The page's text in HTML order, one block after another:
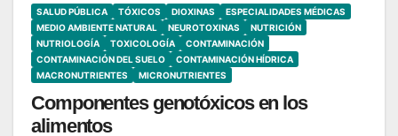
SALUD PÚBLICA TÓXICOS DIOXINAS
ESPECIALIDADES MÉDICAS
MEDIO AMBIENTE NATURAL
NEUROTOXINAS
NUTRICIÓN
NUTRIOLOGÍA
TOXICOLOGÍA
CONTAMINACIÓN
CONTAMINACIÓN DEL SUELO
CONTAMINACIÓN HÍDRICA
MACRONUTRIENTES
MICRONUTRIENTES
Componentes genotóxicos en los
alimentos